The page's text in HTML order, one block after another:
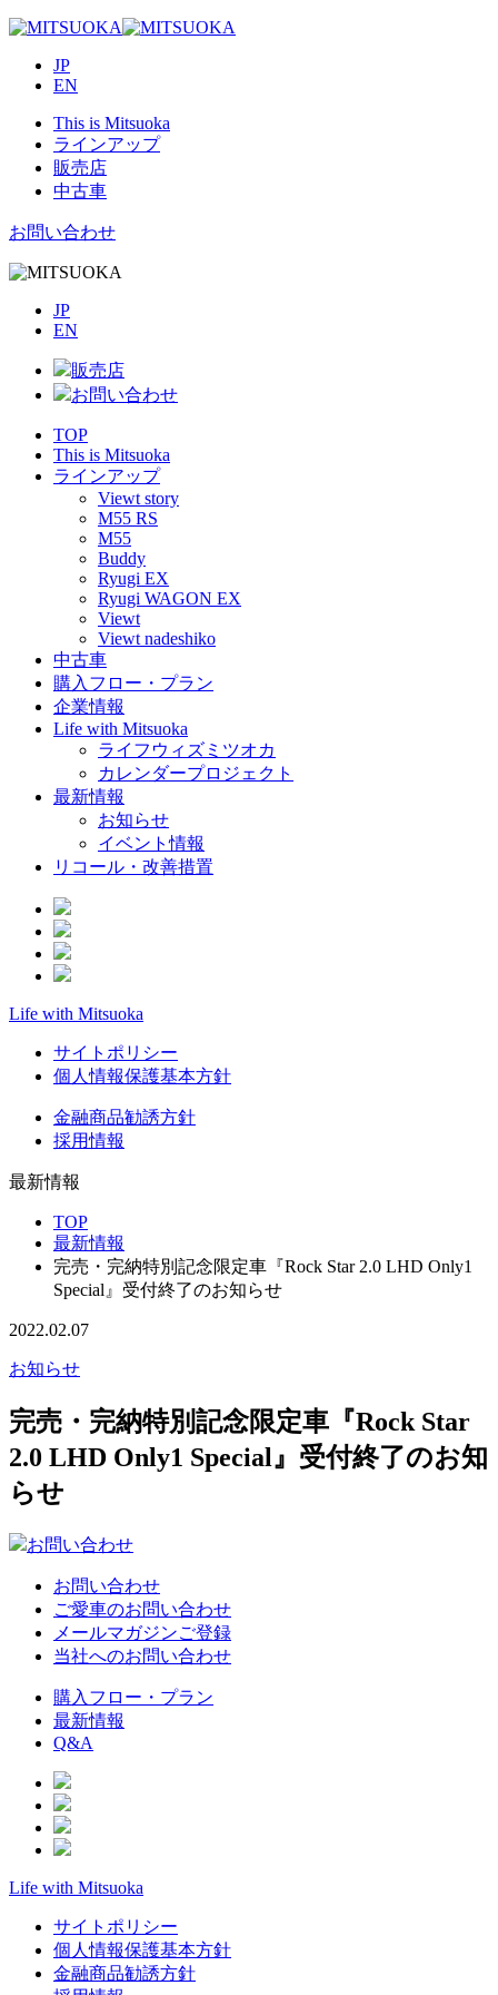
JP
EN
This is Mitsuoka
ラインアップ
販売店
中古車
お問い合わせ
JP
EN
販売店
お問い合わせ
TOP
This is Mitsuoka
ラインアップ
Viewt story
M55 RS
M55
Buddy
Ryugi EX
Ryugi WAGON EX
Viewt
Viewt nadeshiko
中古車
購入フロー・プラン
企業情報
Life with Mitsuoka
ライフウィズミツオカ
カレンダープロジェクト
最新情報
お知らせ
イベント情報
リコール・改善措置
Life with Mitsuoka
サイトポリシー
個人情報保護基本方針
金融商品勧誘方針
採用情報
最新情報
TOP
最新情報
完売・完納特別記念限定車『Rock Star 2.0 LHD Only1
Special』受付終了のお知らせ
2022.02.07
お知らせ
完売・完納特別記念限定車『Rock Star
2.0 LHD Only1 Special』受付終了のお知
らせ
お問い合わせ
お問い合わせ
ご愛車のお問い合わせ
メールマガジンご登録
当社へのお問い合わせ
購入フロー・プラン
最新情報
Q&A
Life with Mitsuoka
サイトポリシー
個人情報保護基本方針
金融商品勧誘方針